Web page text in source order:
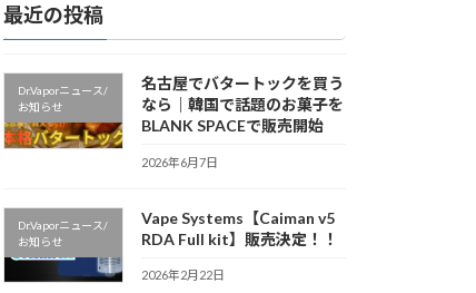
最近の投稿
Dr.Vaporニュース/
お知らせ
名古屋でバタートックを買う
なら｜韓国で話題のお菓子を
BLANK SPACEで販売開始
2026年6月7日
Dr.Vaporニュース/
お知らせ
Vape Systems【Caiman v5
RDA Full kit】販売決定！！
2026年2月22日